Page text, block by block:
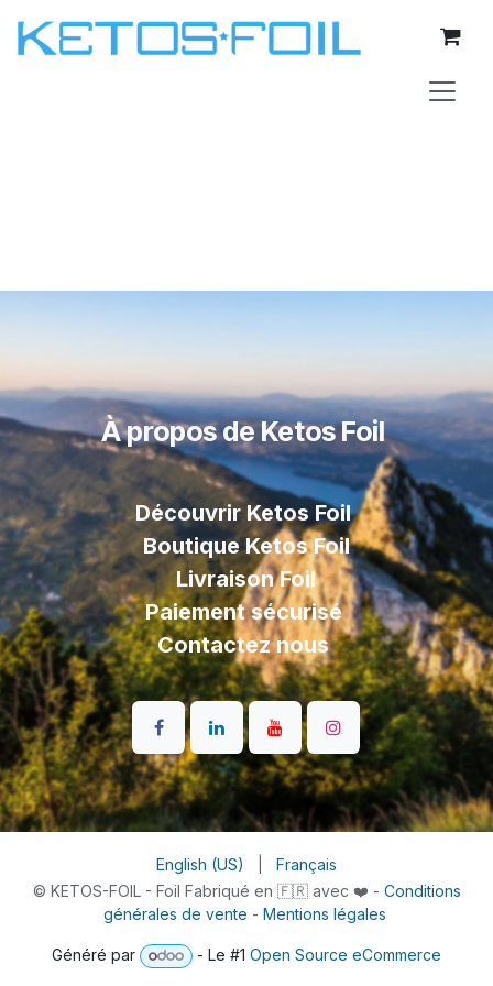
À propos de Ketos Foil
Découvrir Ketos Foil
Boutique Ketos Foil
LivraisonFoil
Paiement sécurisé
Contactez nous
© KETOS-FOIL - Foil Fabriqué en 🇫🇷 avec ❤️ - Conditions
générales de vente - Mentions légales
English (US) Français
Généré par - Le #1Open Source eCommerce